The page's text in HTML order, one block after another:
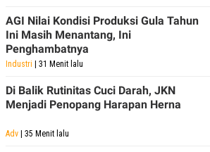
AGI Nilai Kondisi Produksi Gula Tahun
Ini Masih Menantang, Ini
Penghambatnya
Industri | 31 Menit lalu
Di Balik Rutinitas Cuci Darah, JKN
Menjadi Penopang Harapan Herna
Adv | 35 Menit lalu